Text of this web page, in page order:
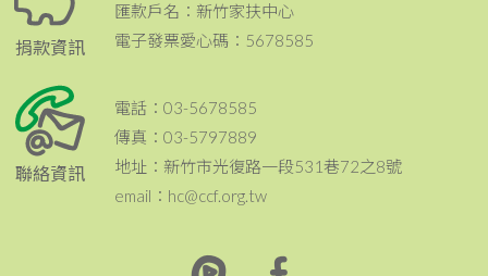
捐款資訊
匯款戶名：新竹家扶中心
電子發票愛心碼：5678585
聯絡資訊
電話：03-5678585
傳真：03-5797889
地址：新竹市光復路一段531巷72之8號
email：hc@ccf.org.tw